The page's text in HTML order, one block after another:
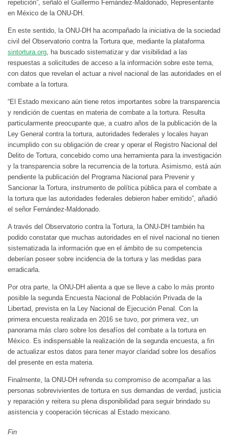
repetición”, señaló el Guillermo Fernández-Maldonado, Representante
en México de la ONU-DH.
En este sentido, la ONU-DH ha acompañado la iniciativa de la sociedad
civil del Observatorio contra la Tortura que, mediante la plataforma
sintortura.org , ha buscado sistematizar y dar visibilidad a las
respuestas a solicitudes de acceso a la información sobre este tema,
con datos que revelan el actuar a nivel nacional de las autoridades en el
combate a la tortura.
“El Estado mexicano aún tiene retos importantes sobre la transparencia
y rendición de cuentas en materia de combate a la tortura. Resulta
particularmente preocupante que, a cuatro años de la publicación de la
Ley General contra la tortura, autoridades federales y locales hayan
incumplido con su obligación de crear y operar el Registro Nacional del
Delito de Tortura, concebido como una herramienta para la investigación
y la transparencia sobre la recurrencia de la tortura. Asimismo, está aún
pendiente la publicación del Programa Nacional para Prevenir y
Sancionar la Tortura, instrumento de política pública para el combate a
la tortura que las autoridades federales debieron haber emitido”, añadió
el señor Fernández-Maldonado.
A través del Observatorio contra la Tortura, la ONU-DH también ha
podido constatar que muchas autoridades en el nivel nacional no tienen
sistematizada la información que en el ámbito de su competencia
deberían poseer sobre incidencia de la tortura y las medidas para
erradicarla.
Por otra parte, la ONU-DH alienta a que se lleve a cabo lo más pronto
posible la segunda Encuesta Nacional de Población Privada de la
Libertad, prevista en la Ley Nacional de Ejecución Penal. Con la
primera encuesta realizada en 2016 se tuvo, por primera vez, un
panorama más claro sobre los desafíos del combate a la tortura en
México. Es indispensable la realización de la segunda encuesta, a fin
de actualizar estos datos para tener mayor claridad sobre los desafíos
del presente en esta materia.
Finalmente, la ONU-DH refrenda su compromiso de acompañar a las
personas sobrevivientes de tortura en sus demandas de verdad, justicia
y reparación y reitera su plena disponibilidad para seguir brindado su
asistencia y cooperación técnicas al Estado mexicano.
Fin